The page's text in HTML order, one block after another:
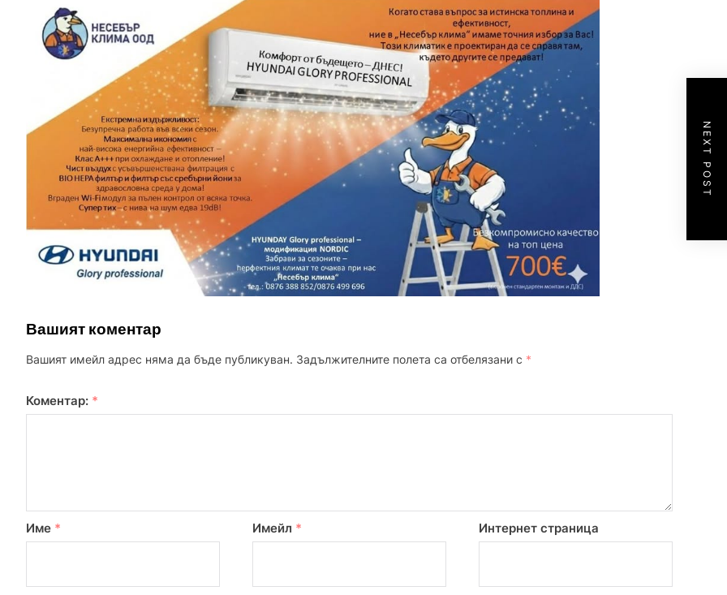
Вашият коментар
Вашият имейл адрес няма да бъде публикуван. Задължителните полета са отбелязани с *
Коментар: *
Име * Имейл * Интернет страница
NEXT POST